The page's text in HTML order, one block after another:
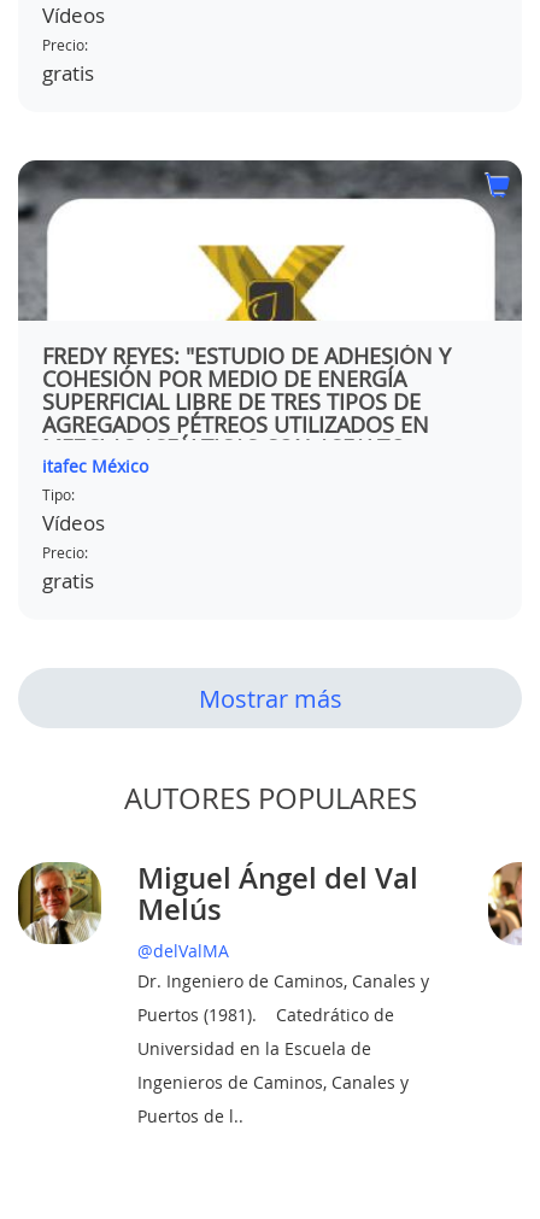
Vídeos
Precio:
gratis
FREDY REYES: "ESTUDIO DE ADHESIÓN Y
COHESIÓN POR MEDIO DE ENERGÍA
SUPERFICIAL LIBRE DE TRES TIPOS DE
AGREGADOS PÉTREOS UTILIZADOS EN
MEZCLAS ASFÁLTICAS CON ASFALTO
PENETRACIÓN 60-70"
itafec México
Tipo:
Vídeos
Precio:
gratis
Mostrar más
AUTORES POPULARES
Miguel Ángel del Val
Melús
@delValMA
Dr. Ingeniero de Caminos, Canales y
Puertos (1981). Catedrático de
Universidad en la Escuela de
Ingenieros de Caminos, Canales y
Puertos de l..